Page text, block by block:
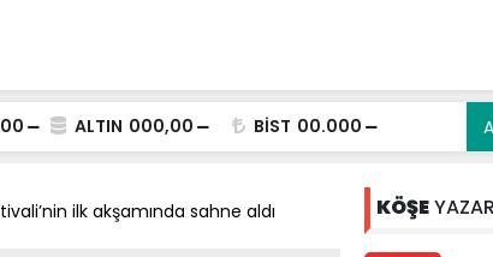
ALTIN 000,00 BİST 00.000
ilk akşamında sahne aldı KÖŞE